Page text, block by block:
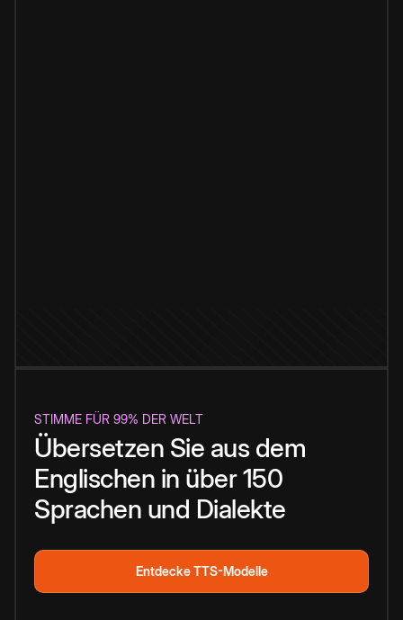
STIMME FÜR 99% DER WELT
Übersetzen Sie aus dem
Englischen in über 150
Sprachen und Dialekte
Entdecke TTS-Modelle